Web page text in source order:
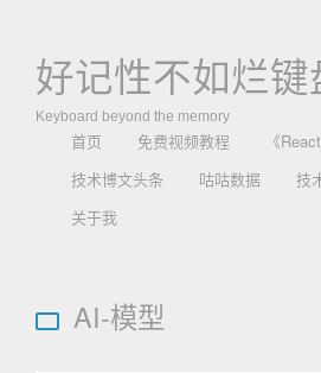
好记性不如烂键
Keyboard beyond the memory
首页 免费视频教程
《
技术博文头条
咕咕数据 技
关于我
AI-模型